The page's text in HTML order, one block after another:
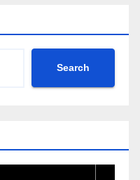
Search